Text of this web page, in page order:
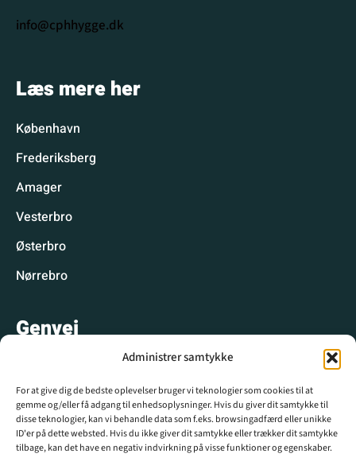
Administrer samtykke
For at give dig de bedste oplevelser bruger vi teknologier som cookies til at
gemme og/eller få adgang til enhedsoplysninger. Hvis du giver dit samtykke til
disse teknologier, kan vi behandle data som f.eks. browsingadfærd eller unikke
ID'er på dette websted. Hvis du ikke giver dit samtykke eller trækker dit samtykke
tilbage, kan det have en negativ indvirkning på visse funktioner og egenskaber.
info@cphhygge.dk
Læs mere her
København
Frederiksberg
Amager
Vesterbro
Østerbro
Nørrebro
Genvej
Hyggelige spisesteder
Hyggelige aktiviteter
CPH WIKI
Krydsord